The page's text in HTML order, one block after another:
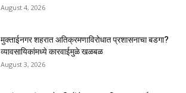
August 4, 2026
मुक्ताईनगर शहरात अतिक्रमणाविरोधात प्रशासनाचा बडगा?
व्यावसायिकांमध्ये कारवाईमुळे खळबळ
August 3, 2026